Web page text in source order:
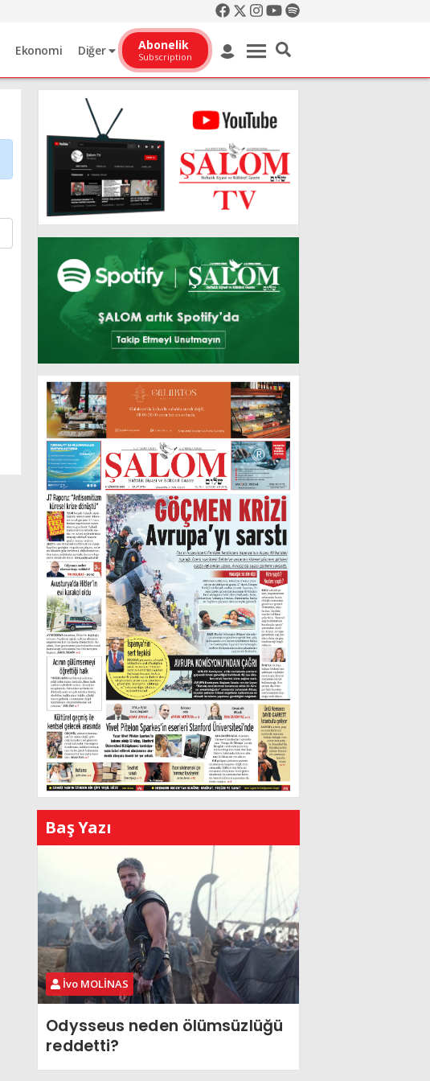
Ekonomi Diğer Abonelik
Subscription
Baş Yazı
İvo MOLİNAS
Odysseus neden ölümsüzlüğü
reddetti?